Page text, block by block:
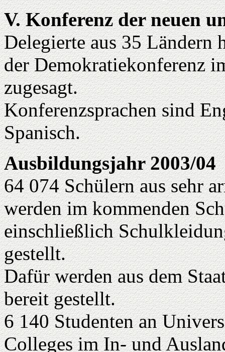
V. Konferenz der neuen
Delegierte aus 35 Ländern
der Demokratiekonferenz
zugesagt.
Konferenzsprachen sind
Spanisch.
Ausbildungsjahr 2003/04
64 074 Schülern aus sehr
werden im kommenden
einschließlich
gestellt.
Dafür werden aus dem
bereit gestellt.
6 140 Studenten an
Colleges im In- und